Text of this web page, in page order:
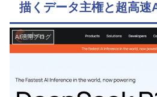
描くデータ主権と超高速
AI活用ブログ